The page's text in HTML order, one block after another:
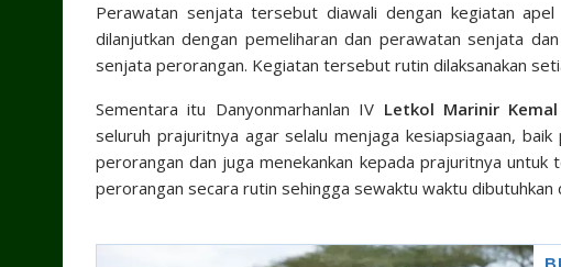
Perawatan senjata tersebut diawali dengan kegiatan
dilanjutkan dengan pemeliharan dan perawatan senjata
senjata perorangan. Kegiatan tersebut rutin dilaksanakan
Sementara itu Danyonmarhanlan IV Letkol Marinir
seluruh prajuritnya agar selalu menjaga kesiapsiagaan,
perorangan dan juga menekankan kepada prajuritnya
perorangan secara rutin sehingga sewaktu waktu